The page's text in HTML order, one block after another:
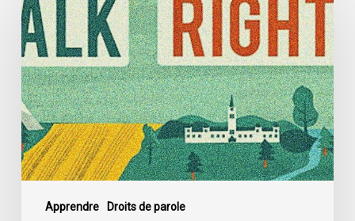
Apprendre Droits de parole
de
discrimination
en
matière
de
logement